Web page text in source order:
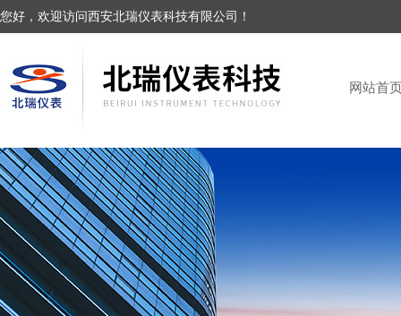
您好，欢迎访问西安北瑞仪表科技有限公司！
网站首